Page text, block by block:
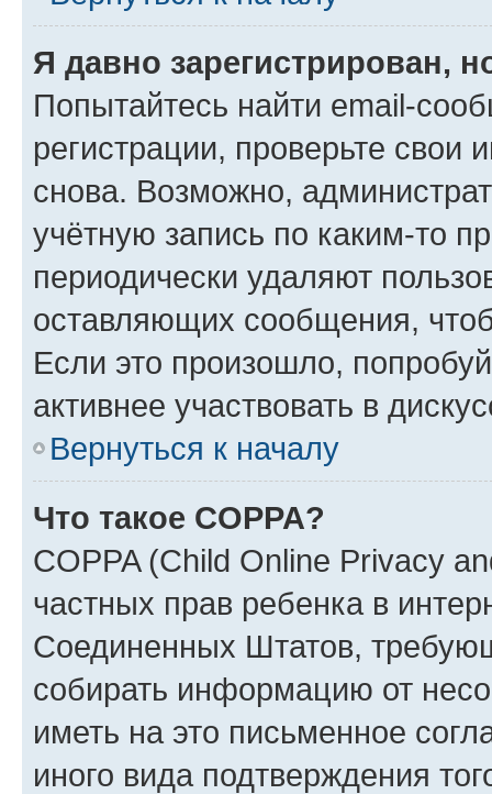
Я давно зарегистрирован,
Попытайтесь найти email-
регистрации, проверьте свои
снова. Возможно,
учётную запись по каким-то
периодически удаляют
оставляющих сообщения,
Если это произошло,
активнее участвовать в
Вернуться к началу
Что такое COPPA?
COPPA (Child Online Privacy
частных прав ребенка в
Соединенных Штатов,
собирать информацию от
иметь на это письменное
иного вида подтверждения